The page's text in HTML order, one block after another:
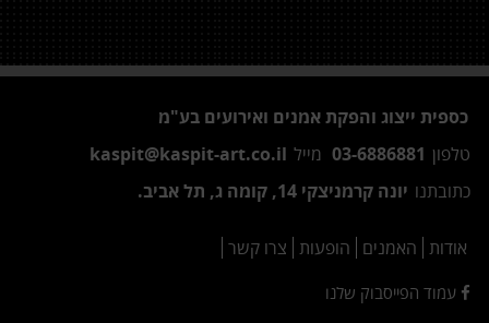
כספית ייצוג והפקת אמנים ואירועים בע"מ
טלפון 03-6886881 מייל kaspit@kaspit-art.co.il
כתובתנו יונה קרמניצקי 14, קומה ג, תל אביב.
אודות האמנים הופעות צרו קשר
עמוד הפייסבוק שלנו